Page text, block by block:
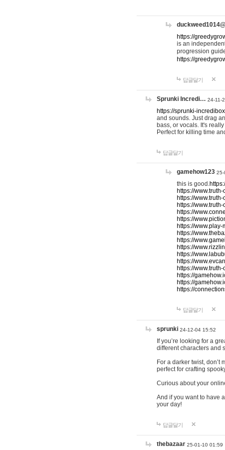
https://
is an
progression
https://
답글달기
Sprunki Incredi… 24-11-
https://sprunki-
and sounds. Just drag
bass, or vocals. It's
Perfect for killing time
답글달기
gamehow123 25-
this is good.
https://
https://
https://
https://
https://
https://
https://
https://
https://
https://
https://
https://
https://
https://
https://
답글달기
sprunki 24-12-04 15:52
If you’re looking for a
different characters and
For a darker twist, don’t
perfect for crafting
Curious about your
And if you want to have
your day!
답글달기
thebazaar 25-01-10 01:59